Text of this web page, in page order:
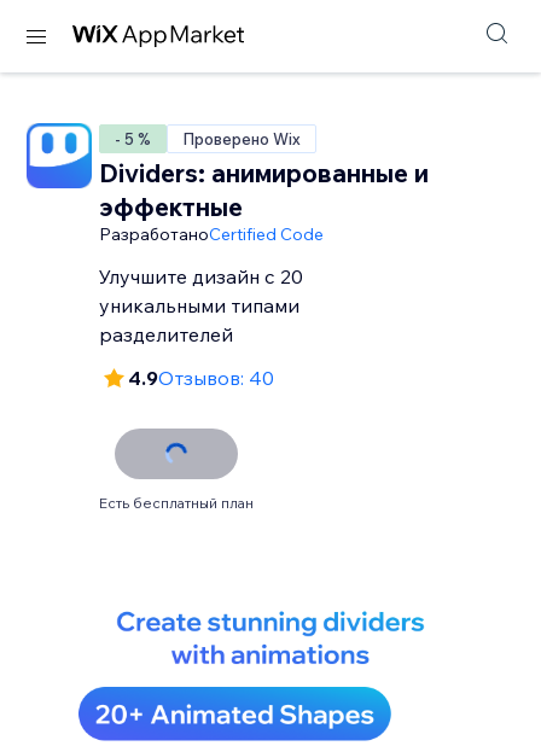
- 5 % Проверено Wix
Dividers: анимированные и
эффектные
РазработаноCertified Code
Улучшите дизайн с 20
уникальными типами
разделителей
4.9Отзывов: 40
Есть бесплатный план